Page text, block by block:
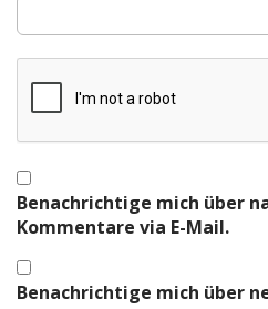
Benachrichtige mich über
Kommentare via E-Mail.
Benachrichtige mich über